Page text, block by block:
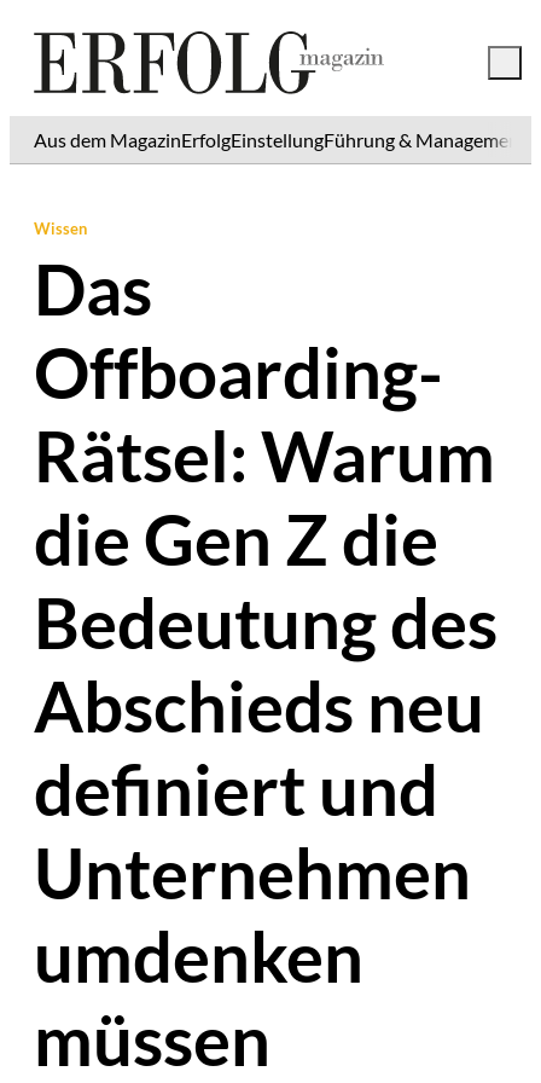
Aus dem MagazinErfolgEinstellungFührung & Management
Wissen
Das
Offboarding-
Rätsel: Warum
die Gen Z die
Bedeutung des
Abschieds neu
definiert und
Unternehmen
umdenken
müssen